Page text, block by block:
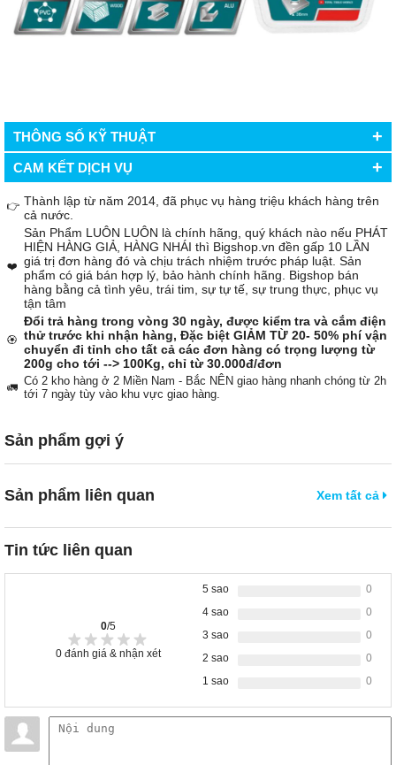
THÔNG SỐ KỸ THUẬT +
CAM KẾT DỊCH VỤ +
👉 Thành lập từ năm 2014, đã phục vụ hàng triệu khách hàng trên
cả nước.
❤️
Sản Phẩm LUÔN LUÔN là chính hãng, quý khách nào nếu PHÁT
HIỆN HÀNG GIẢ, HÀNG NHÁI thì Bigshop.vn đền gấp 10 LẦN
giá trị đơn hàng đó và chịu trách nhiệm trước pháp luật. Sản
phẩm có giá bán hợp lý, bảo hành chính hãng. Bigshop bán
hàng bằng cả tình yêu, trái tim, sự tự tế, sự trung thực, phục vụ
tận tâm
🏵️
Đổi trả hàng trong vòng 30 ngày, được kiểm tra và cắm điện
thử trước khi nhận hàng, Đặc biệt GIẢM TỪ 20- 50% phí vận
chuyển đi tỉnh cho tất cả các đơn hàng có trọng lượng từ
200g cho tới --> 100Kg, chỉ từ 30.000đ/đơn
🚛 Có 2 kho hàng ở 2 Miền Nam - Bắc NÊN giao hàng nhanh chóng từ 2h
tới 7 ngày tùy vào khu vực giao hàng.
Sản phẩm gợi ý
Sản phẩm liên quan Xem tất cả
Tin tức liên quan
0/5
0 đánh giá & nhận xét
5 sao
0
4 sao
0
3 sao
0
2 sao
0
1 sao
0